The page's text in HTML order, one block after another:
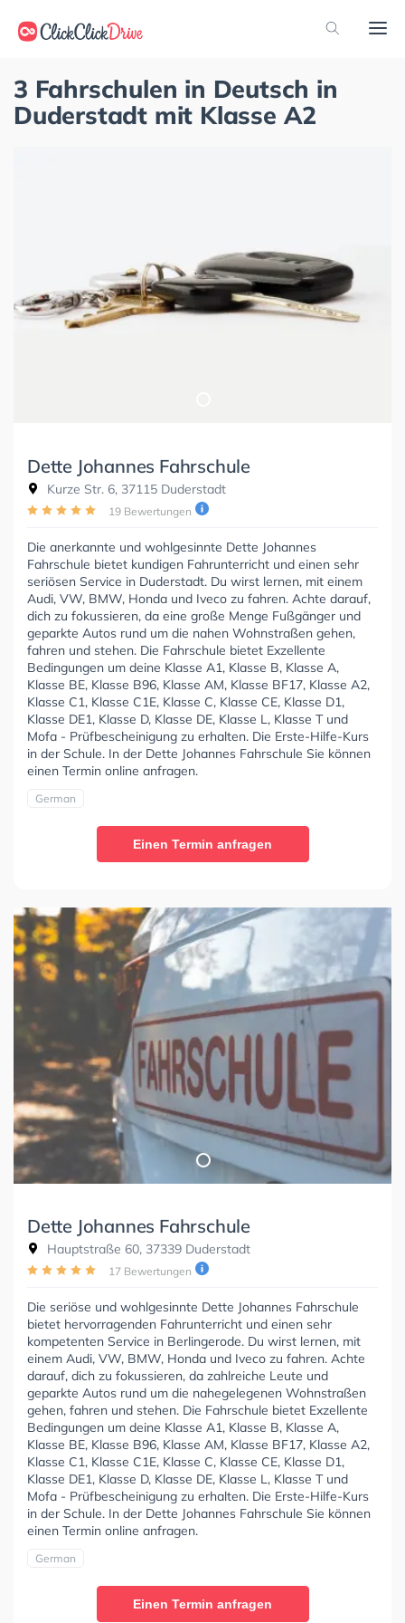
3 Fahrschulen in Deutsch in
Duderstadt mit Klasse A2
Dette Johannes Fahrschule
Kurze Str. 6, 37115 Duderstadt
19 Bewertungen
Die anerkannte und wohlgesinnte Dette Johannes
Fahrschule bietet kundigen Fahrunterricht und einen sehr
seriösen Service in Duderstadt. Du wirst lernen, mit einem
Audi, VW, BMW, Honda und Iveco zu fahren. Achte darauf,
dich zu fokussieren, da eine große Menge Fußgänger und
geparkte Autos rund um die nahen Wohnstraßen gehen,
fahren und stehen. Die Fahrschule bietet Exzellente
Bedingungen um deine Klasse A1, Klasse B, Klasse A,
Klasse BE, Klasse B96, Klasse AM, Klasse BF17, Klasse A2,
Klasse C1, Klasse C1E, Klasse C, Klasse CE, Klasse D1,
Klasse DE1, Klasse D, Klasse DE, Klasse L, Klasse T und
Mofa - Prüfbescheinigung zu erhalten. Die Erste-Hilfe-Kurs
in der Schule. In der Dette Johannes Fahrschule Sie können
einen Termin online anfragen.
German
Einen Termin anfragen
Dette Johannes Fahrschule
Hauptstraße 60, 37339 Duderstadt
17 Bewertungen
Die seriöse und wohlgesinnte Dette Johannes Fahrschule
bietet hervorragenden Fahrunterricht und einen sehr
kompetenten Service in Berlingerode. Du wirst lernen, mit
einem Audi, VW, BMW, Honda und Iveco zu fahren. Achte
darauf, dich zu fokussieren, da zahlreiche Leute und
geparkte Autos rund um die nahegelegenen Wohnstraßen
gehen, fahren und stehen. Die Fahrschule bietet Exzellente
Bedingungen um deine Klasse A1, Klasse B, Klasse A,
Klasse BE, Klasse B96, Klasse AM, Klasse BF17, Klasse A2,
Klasse C1, Klasse C1E, Klasse C, Klasse CE, Klasse D1,
Klasse DE1, Klasse D, Klasse DE, Klasse L, Klasse T und
Mofa - Prüfbescheinigung zu erhalten. Die Erste-Hilfe-Kurs
in der Schule. In der Dette Johannes Fahrschule Sie können
einen Termin online anfragen.
German
Einen Termin anfragen